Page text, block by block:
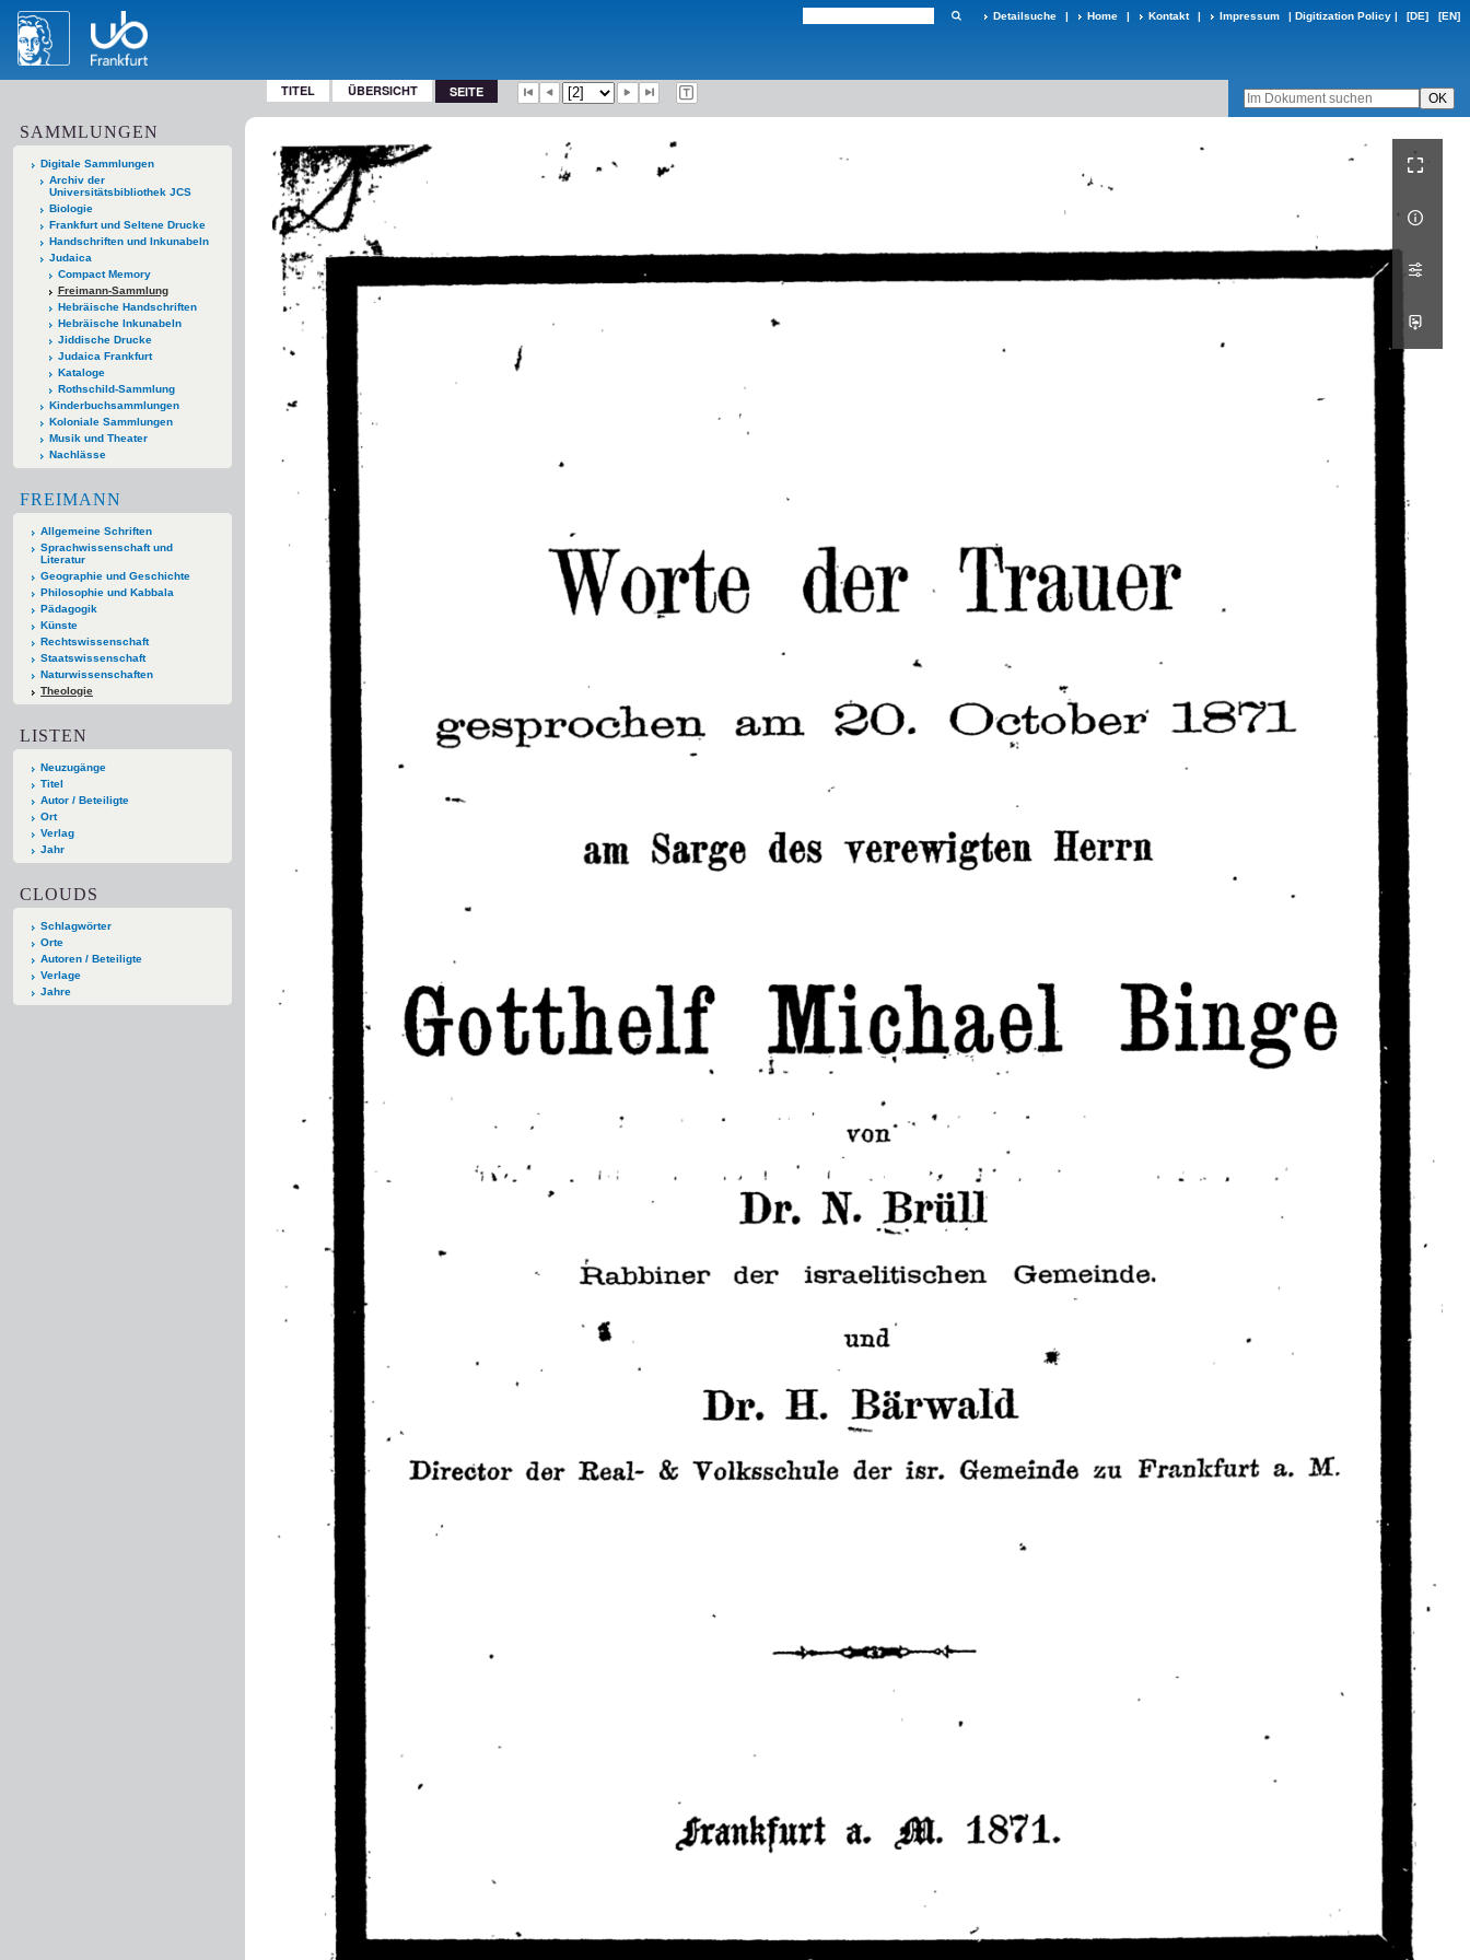
Detailsuche | Home | Kontakt | Impressum | Digitization Policy | [DE] [EN]
TITEL ÜBERSICHT SEITE
SAMMLUNGEN
Digitale Sammlungen
Archiv der
Universitätsbibliothek JCS
Biologie
Frankfurt und Seltene Drucke
Handschriften und Inkunabeln
Judaica
Compact Memory
Freimann-Sammlung
Hebräische Handschriften
Hebräische Inkunabeln
Jiddische Drucke
Judaica Frankfurt
Kataloge
Rothschild-Sammlung
Kinderbuchsammlungen
Koloniale Sammlungen
Musik und Theater
Nachlässe
FREIMANN
Allgemeine Schriften
Sprachwissenschaft und
Literatur
Geographie und Geschichte
Philosophie und Kabbala
Pädagogik
Künste
Rechtswissenschaft
Staatswissenschaft
Naturwissenschaften
Theologie
LISTEN
Neuzugänge
Titel
Autor / Beteiligte
Ort
Verlag
Jahr
CLOUDS
Schlagwörter
Orte
Autoren / Beteiligte
Verlage
Jahre